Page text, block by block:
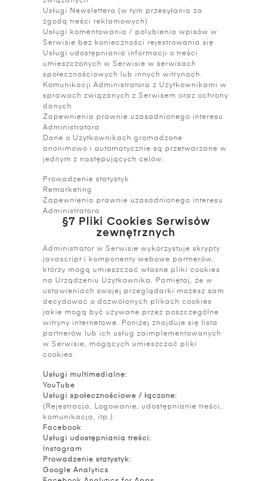
Usługi Newslettera (w tym przesyłania za
zgodą treści reklamowych)
Usługi komentowania / polubienia wpisów w
Serwisie bez konieczności rejestrowania się
Usługi udostępniania informacji o treści
umieszczonych w Serwisie w serwisach
społecznościowych lub innych witrynach.
Komunikacji Administratora z Użytkownikami w
sprawach związanych z Serwisem oraz ochrony
danych
Zapewnienia prawnie uzasadnionego interesu
Administratora
Dane o Użytkownikach gromadzone
anonimowo i automatycznie są przetwarzane w
jednym z następujących celów:
Prowadzenie statystyk
Remarketing
Zapewnienia prawnie uzasadnionego interesu
Administratora
§7 Pliki Cookies Serwisów
zewnętrznych
Administrator w Serwisie wykorzystuje skrypty
javascript i komponenty webowe partnerów,
którzy mogą umieszczać własne pliki cookies
na Urządzeniu Użytkownika. Pamiętaj, że w
ustawieniach swojej przeglądarki możesz sam
decydować o dozwolonych plikach cookies
jakie mogą być używane przez poszczególne
witryny internetowe. Poniżej znajduje się lista
partnerów lub ich usług zaimplementowanych
w Serwisie, mogących umieszczać pliki
cookies:
Usługi multimedialne:
YouTube
Usługi społecznościowe / łączone:
(Rejestracja, Logowanie, udostępnianie treści,
komunikacja, itp.)
Facebook
Usługi udostępniania treści:
Instagram
Prowadzenie statystyk:
Google Analytics